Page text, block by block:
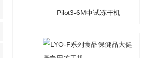
Pilot3-6M中试冻干机